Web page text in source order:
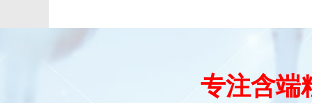
专注含端